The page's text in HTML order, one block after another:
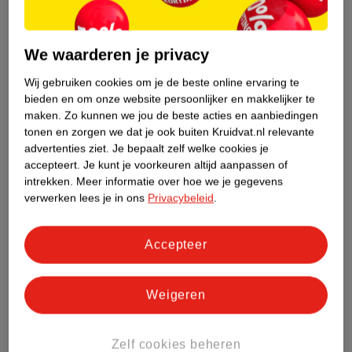
Lotus Wafel
Assortiment Met Gratis
Keukenhanddoek
912.5g
Verkoop via partner
79 25.
49
Lotus Collection Box
Met Biscoff,
Botergaletjes En
Krokante Wafels In Tin
Box
242g
Verkoop via partner
95 21.
49
89
We waarderen je privacy
Wij gebruiken cookies om je de beste online ervaring te
bieden en om onze website persoonlijker en makkelijker te
maken. Zo kunnen we jou de beste acties en aanbiedingen
tonen en zorgen we dat je ook buiten Kruidvat.nl relevante
advertenties ziet. Je bepaalt zelf welke cookies je
accepteert. Je kunt je voorkeuren altijd aanpassen of
intrekken. Meer informatie over hoe we je gegevens
verwerken lees je in ons Privacybeleid.
Zelf cookies beheren
Weigeren
Accepteer